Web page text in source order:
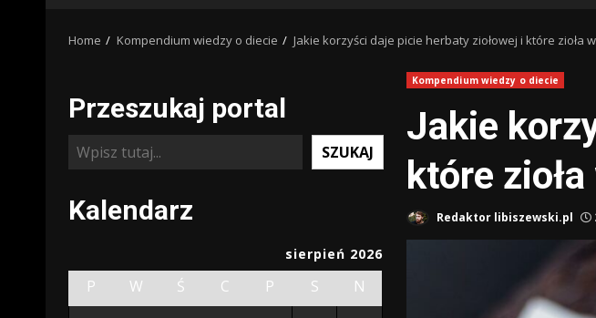
Home Kompendium wiedzy o diecie Jakie korzyści daje picie herbaty ziołowej i które zioła
Kompendium wiedzy o diecie
Jakie
które
Redaktor libiszewski.pl
Przeszukaj portal
Szukaj SZUKAJ
Kalendarz
sierpień 2026
P W Ś C P S
N